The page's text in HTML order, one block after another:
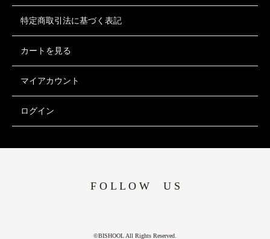
特定商取引法に基づく表記
カートを見る
マイアカウント
ログイン
F O L L O W U S
©BISHOOL All Rights Reserved.